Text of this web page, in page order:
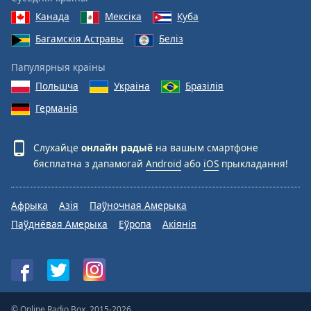
Канада
Мексіка
Куба
Багамскія Астравы
Беліз
Папулярныя краіны
Польшча
Украіна
Бразілія
Германія
Слухайце онлайн радыё на вашым смартфоне
бясплатна з дапамогай Android або iOS прыкладання!
Афрыка Азія
Паўночная Амерыка
Паўднёвая Амерыка
Еўропа Акіянія